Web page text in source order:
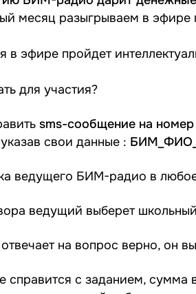
месяц разыгрываем в эфире
в эфире пройдет
для участия?
sms-сообщение на
свои данные :
ведущего БИМ-радио в
ведущий выберет
на вопрос верно, он
справится с заданием, сумма